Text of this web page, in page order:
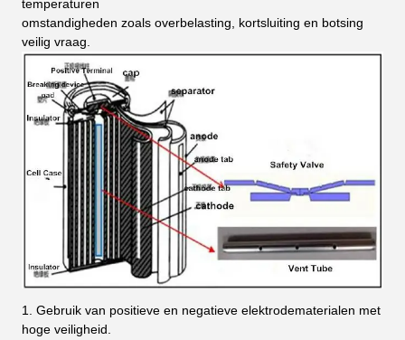
temperaturen
omstandigheden zoals overbelasting, kortsluiting en botsing
veilig vraag.
1. Gebruik van positieve en negatieve elektrodematerialen met
hoge veiligheid.